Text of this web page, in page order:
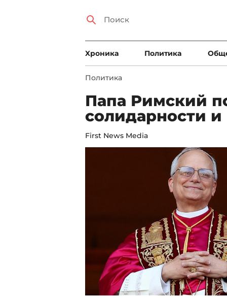
Xроника Политика
Политика
Папа Римский
солидарности и
First News Media